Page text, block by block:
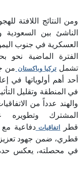
ومن النتائج اللافتة
الناشئ بين السعودية
الفترة الماضية نحو
تشملتركيا وباكستان من
أحد أهم أولوياتها في
في المنطقة وتقليل
والهند عدداً من
المشترك
قطر اتفاقيات
قطري، ضمن جهود تعزيز
في محصلته، يعكس حدة